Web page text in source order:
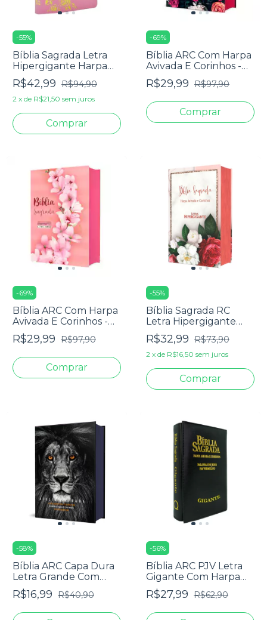
-55%
Bíblia Sagrada Letra
Hipergigante Harpa
Avivada E Corinhos -
Carteira Rosa Claro
R$42,99 R$94,90
2 x de R$21,50 sem juros
-69%
Bíblia ARC Com Harpa
Avivada E Corinhos -
Letra Jumbo - Capa
Dura Floral Pink
R$29,99 R$97,90
-69%
Bíblia ARC Com Harpa
Avivada E Corinhos -
Letra Jumbo - Capa
Dura Ramos Flores
R$29,99 R$97,90
-55%
Bíblia Sagrada RC
Letra Hipergigante
Com Harpa Avivada E
Corinhos Capa Dura
Flores Realista
R$32,99 R$73,90
2 x de R$16,50 sem juros
-58%
Bíblia ARC Capa Dura
Letra Grande Com
Harpa - Textos
Coloridos - Leão PB
R$16,99 R$40,90
-56%
Bíblia ARC PJV Letra
Gigante Com Harpa
Avivada E Corinhos -
Capa Carteira Preta
R$27,99 R$62,90